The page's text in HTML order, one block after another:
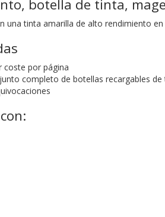
botella de tinta,
una tinta amarilla de alto rendimiento
coste por página
completo de botellas recargables